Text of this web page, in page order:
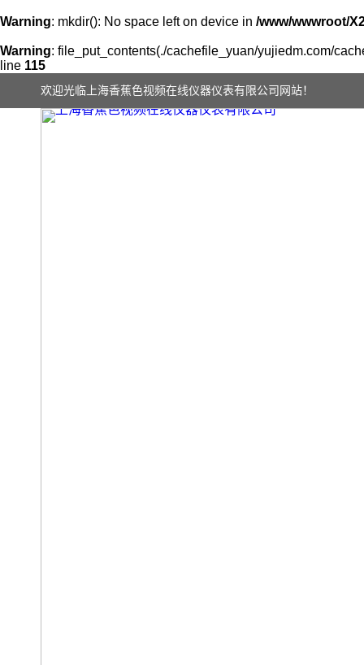
Warning: mkdir(): No space left on device in /www/wwwroot/
Warning: file_put_contents(./cachefile_yuan/yujiedm.com/
line 115
欢迎光临上海香蕉色视频在线仪器仪表有限公司网站！